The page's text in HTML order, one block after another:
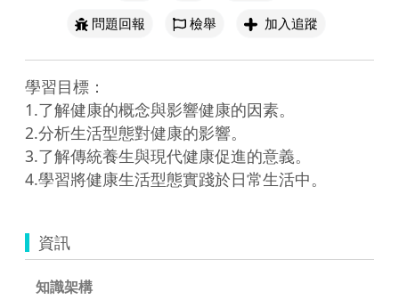
問題回報
檢舉 加入追蹤
學習目標：
1.了解健康的概念與影響健康的因素。
2.分析生活型態對健康的影響。
3.了解傳統養生與現代健康促進的意義。
資訊
知識架構